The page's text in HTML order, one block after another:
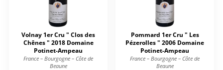
Volnay 1er Cru " Clos des
Chênes " 2018 Domaine
Potinet-Ampeau
France – Bourgogne – Côte de
Beaune
Pommard 1er Cru " Les
Pézerolles " 2006 Domaine
Potinet-Ampeau
France – Bourgogne – Côte de
Beaune